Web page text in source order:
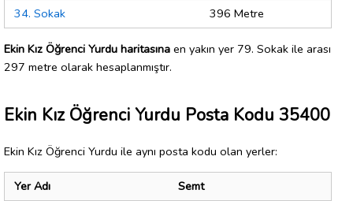
34. Sokak
396 Metre
Ekin Kız Öğrenci Yurdu haritasına en yakın yer 79. Sokak ile arası
297 metre olarak hesaplanmıştır.
Ekin Kız Öğrenci Yurdu Posta Kodu 35400
Ekin Kız Öğrenci Yurdu ile aynı posta kodu olan yerler:
Yer Adı Semt